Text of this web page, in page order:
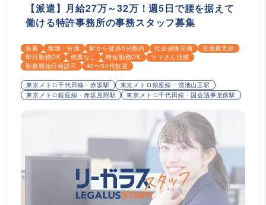
【派遣】月給27万～32万！週5日で腰を据えて
働ける特許事務所の事務スタッフ募集
急募 禁煙・分煙 駅から徒歩5分圏内 社会保険完備
交通費支給
即日勤務OK
残業なし 時短勤務OK
ママさん活躍
勤務開始日相談可
40〜50代歓迎
東京メトロ千代田線・赤坂駅
東京メトロ銀座線・溜池山王駅
東京メトロ銀座線・赤坂見附駅
東京メトロ千代田線・国会議事堂前駅